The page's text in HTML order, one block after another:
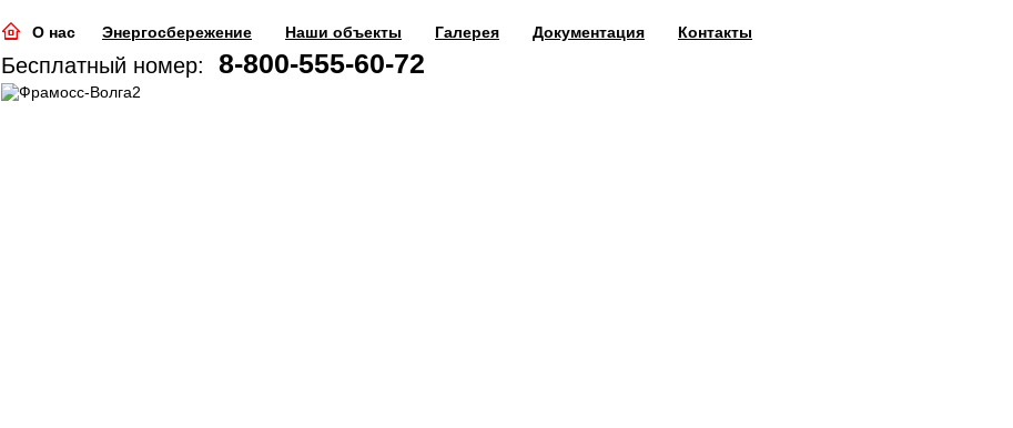
О нас Энергосбережение Наши объекты Галерея Документация Контакты
Бесплатный номер: 8-800-555-60-72